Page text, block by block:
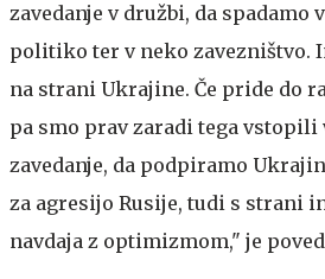
zavedanje v družbi, da spadamo
politiko ter v neko zavezništvo.
na strani Ukrajine. Če pride do
pa smo prav zaradi tega vstopili
zavedanje, da podpiramo
za agresijo Rusije, tudi s strani
navdaja z optimizmom," je